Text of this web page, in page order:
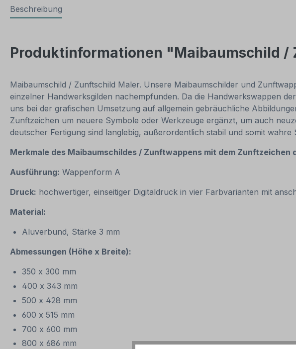
Beschreibung
Produktinformationen "Maibaumschild /
Maibaumschild / Zunftschild Maler. Unsere Maibaumschilder und
einzelner Handwerksgilden nachempfunden. Da die Handwerkswappen
uns bei der grafischen Umsetzung auf allgemein gebräuchliche
Zunftzeichen um neuere Symbole oder Werkzeuge ergänzt, um auch
deutscher Fertigung sind langlebig, außerordentlich stabil und somit
Merkmale des Maibaumschildes / Zunftwappens mit dem Zunftzeichen
Ausführung: Wappenform A
Druck: hochwertiger, einseitiger Digitaldruck in vier Farbvarianten mit
Material:
Aluverbund, Stärke 3 mm
Abmessungen (Höhe x Breite):
350 x 300 mm
400 x 343 mm
500 x 428 mm
600 x 515 mm
700 x 600 mm
800 x 686 mm